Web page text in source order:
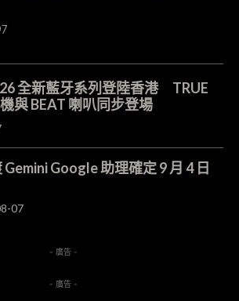
全新藍牙系列登陸香港 TRUE
與 BEAT 喇叭同步登場
Google 助理確定 9 月 4 日
07
- 廣告 -
- 廣告 -